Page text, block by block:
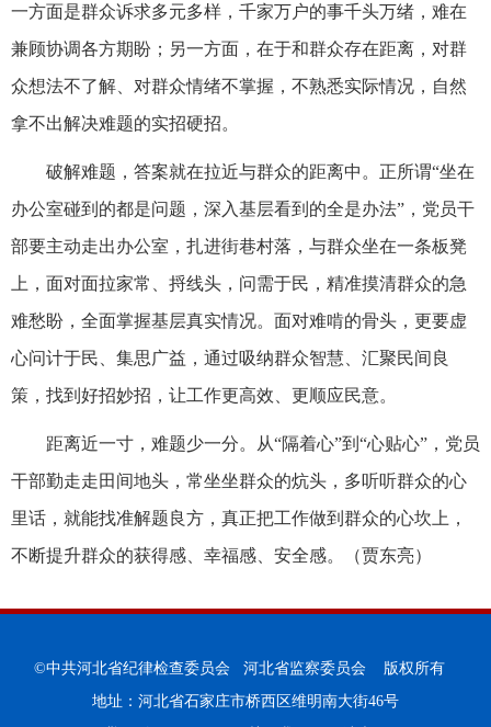
一方面是群众诉求多元多样，千家万户的事千头万绪，难在
兼顾协调各方期盼；另一方面，在于和群众存在距离，对群
众想法不了解、对群众情绪不掌握，不熟悉实际情况，自然
拿不出解决难题的实招硬招。
破解难题，答案就在拉近与群众的距离中。正所谓“坐在
办公室碰到的都是问题，深入基层看到的全是办法”，党员干
部要主动走出办公室，扎进街巷村落，与群众坐在一条板凳
上，面对面拉家常、捋线头，问需于民，精准摸清群众的急
难愁盼，全面掌握基层真实情况。面对难啃的骨头，更要虚
心问计于民、集思广益，通过吸纳群众智慧、汇聚民间良
策，找到好招妙招，让工作更高效、更顺应民意。
距离近一寸，难题少一分。从“隔着心”到“心贴心”，党员
干部勤走走田间地头，常坐坐群众的炕头，多听听群众的心
里话，就能找准解题良方，真正把工作做到群众的心坎上，
不断提升群众的获得感、幸福感、安全感。（贾东亮）
©中共河北省纪律检查委员会 河北省监察委员会 版权所有
地址：河北省石家庄市桥西区维明南大街46号